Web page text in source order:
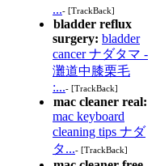
...- [TrackBack]
bladder reflux
surgery: bladder
cancer ナダタマ -
灘道中膝栗毛
:...- [TrackBack]
mac cleaner real:
mac keyboard
cleaning tips ナダ
タ...- [TrackBack]